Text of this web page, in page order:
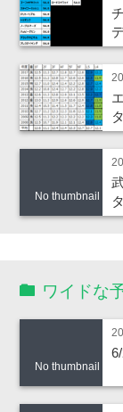
No thumbnail
ワイドな
No thumbnail